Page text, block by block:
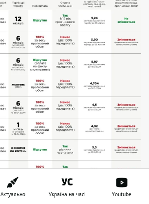
Актуально Україна на часі Youtube